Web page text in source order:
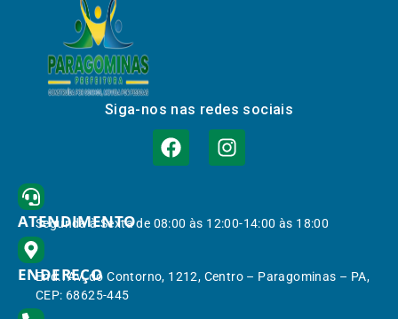
Siga-nos nas redes sociais
ATENDIMENTO
Segunda à Sexta de 08:00 às 12:00-14:00 às 18:00
ENDEREÇO
End.: Av. do Contorno, 1212, Centro – Paragominas – PA,
CEP: 68625-445